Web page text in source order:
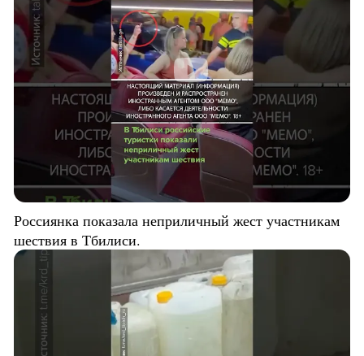
Россиянка показала неприличный жест участникам
шествия в Тбилиси.